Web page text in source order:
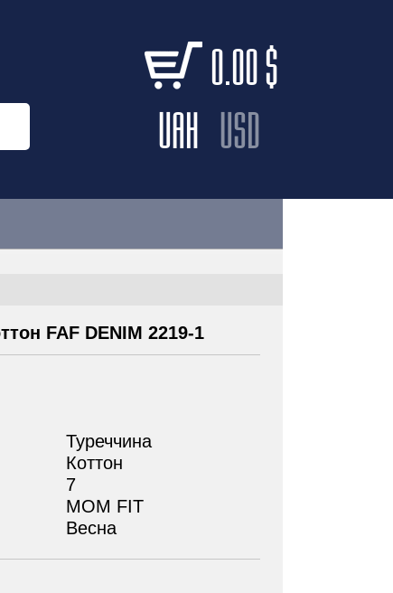
0.00$
UAH USD
FAF DENIM 2219-1
Туреччина
Коттон
7
MOM FIT
Весна